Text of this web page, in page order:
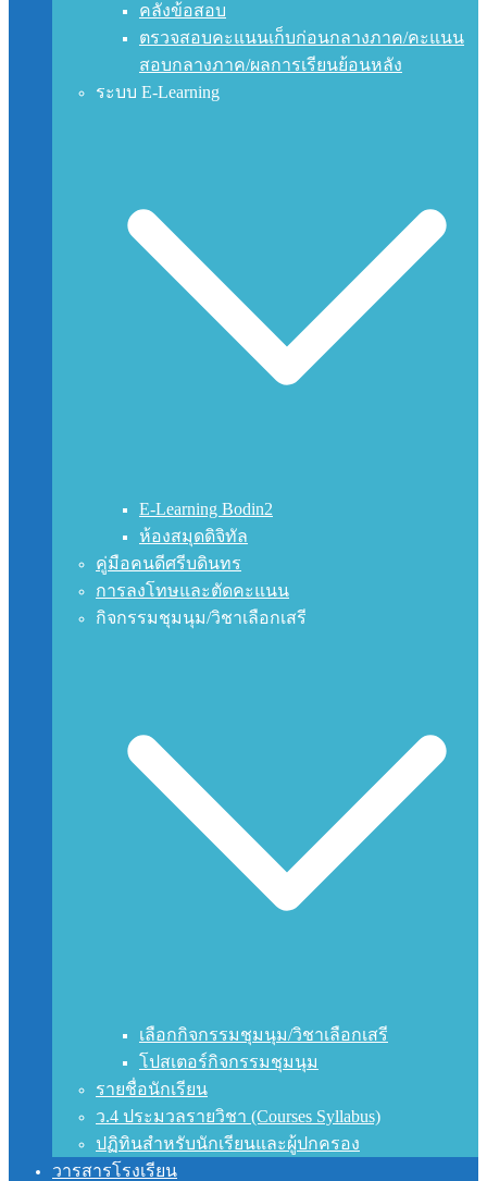
คลังข้อสอบ
ตรวจสอบคะแนนเก็บก่อนกลางภาค/คะแนน
สอบกลางภาค/ผลการเรียนย้อนหลัง
ระบบ E-Learning
E-Learning Bodin2
ห้องสมุดดิจิทัล
คู่มือคนดีศรีบดินทร
การลงโทษและตัดคะแนน
กิจกรรมชุมนุม/วิชาเลือกเสรี
เลือกกิจกรรมชุมนุม/วิชาเลือกเสรี
โปสเตอร์กิจกรรมชุมนุม
รายชื่อนักเรียน
ว.4 ประมวลรายวิชา (Courses Syllabus)
ปฏิทินสำหรับนักเรียนและผู้ปกครอง
วารสารโรงเรียน